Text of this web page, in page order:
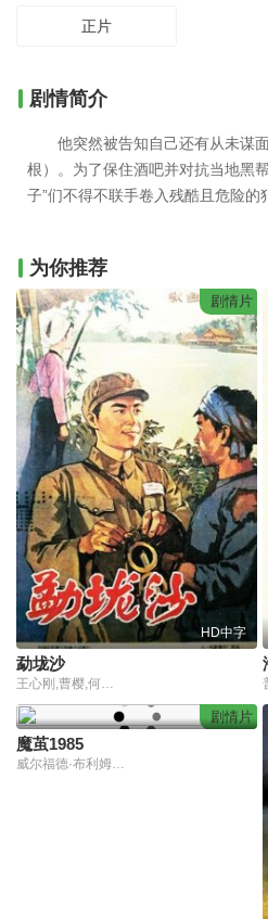
正片
剧情简介
他突然被告知自己还有从未谋
根）。为了保住酒吧并对抗当地黑
子”们不得不联手卷入残酷且危险的
为你推荐
剧情片
HD中字
勐垅沙
王心刚,曹樱,何美萍,管一星
剧情片
魔茧1985
威尔福德·布利姆雷,唐·阿米契